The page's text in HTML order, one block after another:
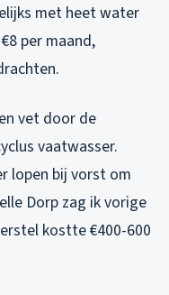
met heet water
per maand,
vet door de
vaatwasser.
lopen bij vorst om
Dorp zag ik vorige
kostte €400-600